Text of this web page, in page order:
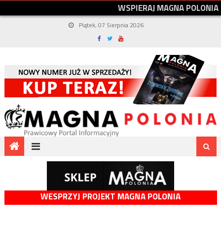
WSPIERAJMAGNAPOLONIA
Piątek, 07 Sierpnia 2026
WESPRZYJ PROJEKT MAGNA POLONIA